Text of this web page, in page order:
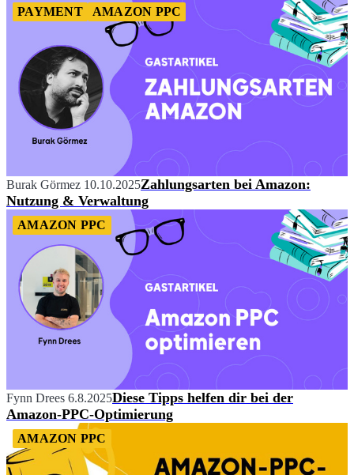
PAYMENT AMAZON PPC
Burak Görmez 10.10.2025Zahlungsarten bei Amazon:
Nutzung & Verwaltung
AMAZON PPC
Fynn Drees 6.8.2025Diese Tipps helfen dir bei der
Amazon-PPC-Optimierung
AMAZON PPC